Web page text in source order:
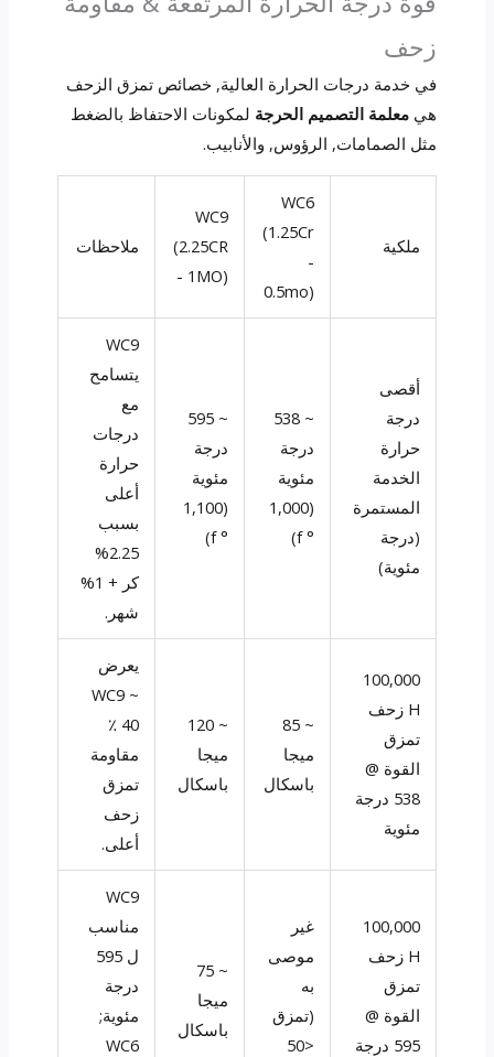
زحف
في خدمة درجات الحرارة العالية, خصائص تمزق الزحف
هي معلمة التصميم الحرجة لمكونات الاحتفاظ بالضغط
مثل الصمامات, الرؤوس, والأنابيب.
ملكية
WC6
(1.25Cr
-
0.5mo)
WC9
(2.25CR
- 1MO)
ملاحظات
أقصى
درجة
حرارة
الخدمة
المستمرة
(درجة
مئوية)
~ 538
درجة
مئوية
(1,000
° f)
~ 595
درجة
مئوية
(1,100
° f)
WC9
يتسامح
مع
درجات
حرارة
أعلى
بسبب
2.25%
كر + 1%
شهر.
100,000
H زحف
تمزق
القوة @
538 درجة
مئوية
~ 85
ميجا
باسكال
~ 120
ميجا
باسكال
يعرض
WC9 ~
40 ٪
مقاومة
تمزق
زحف
أعلى.
100,000
H زحف
تمزق
القوة @
595 درجة
غير
موصى
به
(تمزق
<50
~ 75
ميجا
باسكال
WC9
مناسب
ل 595
درجة
مئوية;
WC6